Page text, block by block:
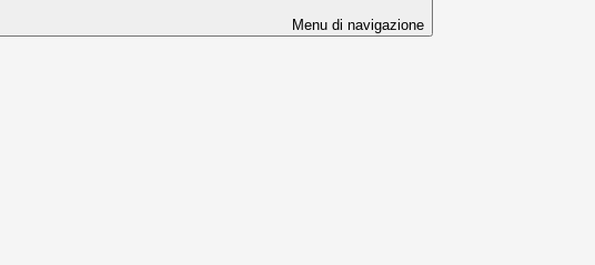
Menu di navigazione